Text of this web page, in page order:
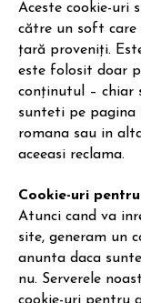
Aceste cookie-uri
către un soft care
țară proveniți.
este folosit doar
conținutul – chiar
sunteti pe
romana sau in
aceeasi reclama.
Cookie-uri
Atunci cand va
site, generam un
anunta daca
nu. Serverele